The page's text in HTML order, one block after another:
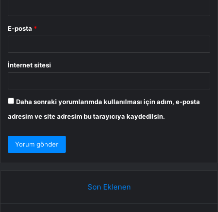
E-posta *
İnternet sitesi
Daha sonraki yorumlarımda kullanılması için adım, e-posta
adresim ve site adresim bu tarayıcıya kaydedilsin.
Son Eklenen